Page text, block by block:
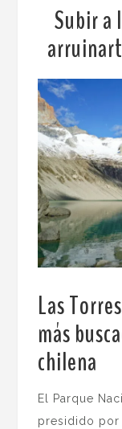
Subir a
Las
más
chilena
El Parque
presidido por